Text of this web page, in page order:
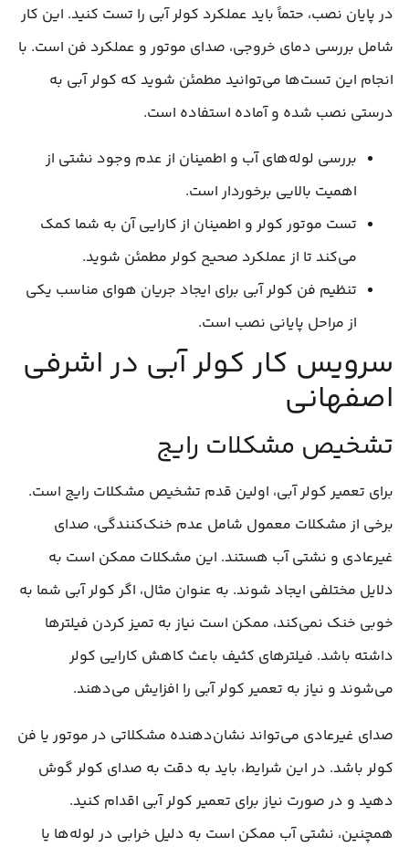
در پایان نصب، حتماً باید عملکرد کولر آبی را تست کنید. این کار
شامل بررسی دمای خروجی، صدای موتور و عملکرد فن است. با
انجام این تست‌ها می‌توانید مطمئن شوید که کولر آبی به
درستی نصب شده و آماده استفاده است.
بررسی لوله‌های آب و اطمینان از عدم وجود نشتی از
اهمیت بالایی برخوردار است.
تست موتور کولر و اطمینان از کارایی آن به شما کمک
می‌کند تا از عملکرد صحیح کولر مطمئن شوید.
تنظیم فن کولر آبی برای ایجاد جریان هوای مناسب یکی
از مراحل پایانی نصب است.
سرویس کار کولر آبی در اشرفی
اصفهانی
تشخیص مشکلات رایج
برای تعمیر کولر آبی، اولین قدم تشخیص مشکلات رایج است.
برخی از مشکلات معمول شامل عدم خنک‌کنندگی، صدای
غیرعادی و نشتی آب هستند. این مشکلات ممکن است به
دلایل مختلفی ایجاد شوند. به عنوان مثال، اگر کولر آبی شما به
خوبی خنک نمی‌کند، ممکن است نیاز به تمیز کردن فیلترها
داشته باشد. فیلترهای کثیف باعث کاهش کارایی کولر
می‌شوند و نیاز به تعمیر کولر آبی را افزایش می‌دهند.
صدای غیرعادی می‌تواند نشان‌دهنده مشکلاتی در موتور یا فن
کولر باشد. در این شرایط، باید به دقت به صدای کولر گوش
دهید و در صورت نیاز برای تعمیر کولر آبی اقدام کنید.
همچنین، نشتی آب ممکن است به دلیل خرابی در لوله‌ها یا